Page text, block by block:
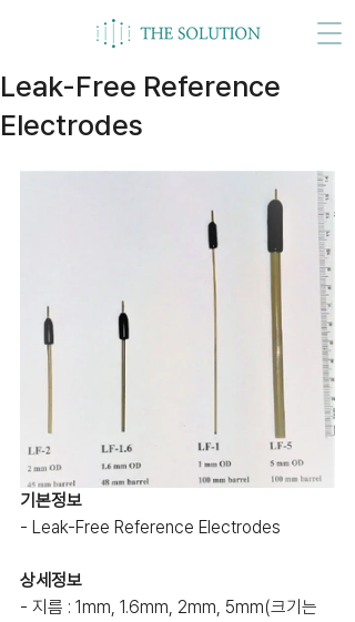
Leak-Free Reference
Electrodes
기본정보
- Leak-Free Reference Electrodes
상세정보
- 지름 : 1mm, 1.6mm, 2mm, 5mm(크기는